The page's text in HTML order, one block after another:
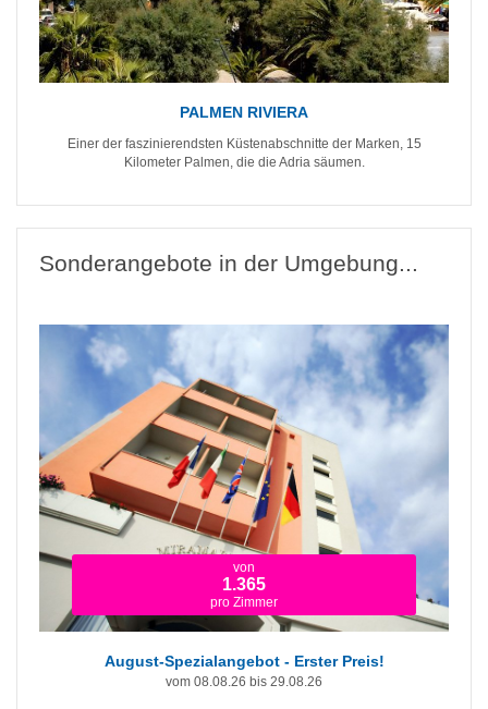
PALMEN RIVIERA
Einer der faszinierendsten Küstenabschnitte der Marken, 15
Kilometer Palmen, die die Adria säumen.
Sonderangebote in der Umgebung...
von
1.365
pro Zimmer
August-Spezialangebot - Erster Preis!
vom 08.08.26 bis 29.08.26